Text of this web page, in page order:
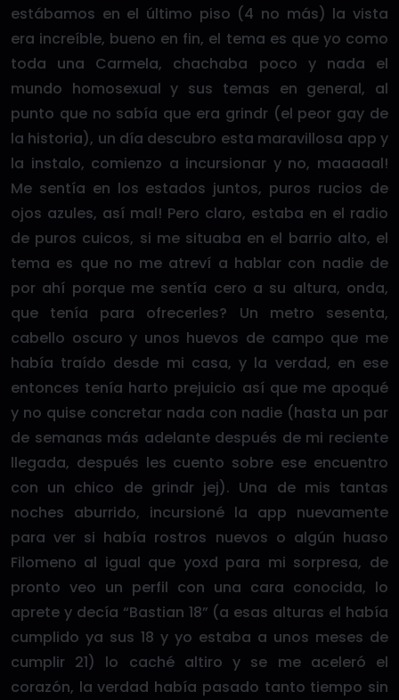
estábamos en el último piso (4 no más) la vista
era increíble, bueno en fin, el tema es que yo como
toda una Carmela, chachaba poco y nada el
mundo homosexual y sus temas en general, al
punto que no sabía que era grindr (el peor gay de
la historia), un día descubro esta maravillosa app y
la instalo, comienzo a incursionar y no, maaaaal!
Me sentía en los estados juntos, puros rucios de
ojos azules, así mal! Pero claro, estaba en el radio
de puros cuicos, si me situaba en el barrio alto, el
tema es que no me atreví a hablar con nadie de
por ahí porque me sentía cero a su altura, onda,
que tenía para ofrecerles? Un metro sesenta,
cabello oscuro y unos huevos de campo que me
había traído desde mi casa, y la verdad, en ese
entonces tenía harto prejuicio así que me apoqué
y no quise concretar nada con nadie (hasta un par
de semanas más adelante después de mi reciente
llegada, después les cuento sobre ese encuentro
con un chico de grindr jej). Una de mis tantas
noches aburrido, incursioné la app nuevamente
para ver si había rostros nuevos o algún huaso
Filomeno al igual que yoxd para mi sorpresa, de
pronto veo un perfil con una cara conocida, lo
aprete y decía “Bastian 18” (a esas alturas el había
cumplido ya sus 18 y yo estaba a unos meses de
cumplir 21) lo caché altiro y se me aceleró el
corazón, la verdad había pasado tanto tiempo sin